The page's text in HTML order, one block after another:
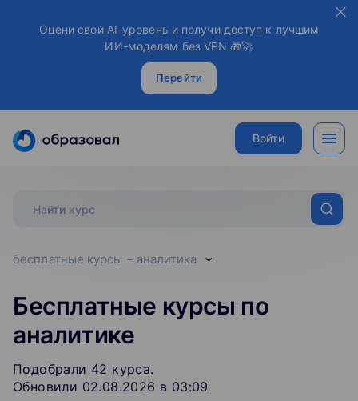
Оцени свой AI-уровень и получи доступ к лучшим
ИИ-моделям без VPN 🎁🚀
Перейти
Войти
бесплатные курсы аналитика
Бесплатные курсы по
аналитике
Подобрали 42 курса.
Обновили 02.08.2026 в 03:09